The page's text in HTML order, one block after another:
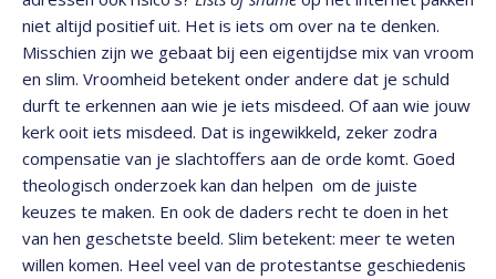
niet altijd positief uit. Het is iets om over na te denken.
Misschien zijn we gebaat bij een eigentijdse mix van vroom
en slim. Vroomheid betekent onder andere dat je schuld
durft te erkennen aan wie je iets misdeed. Of aan wie jouw
kerk ooit iets misdeed. Dat is ingewikkeld, zeker zodra
compensatie van je slachtoffers aan de orde komt. Goed
theologisch onderzoek kan dan helpen om de juiste
keuzes te maken. En ook de daders recht te doen in het
van hen geschetste beeld. Slim betekent: meer te weten
willen komen. Heel veel van de protestantse geschiedenis